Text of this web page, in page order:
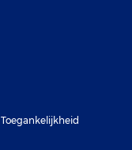
Toegankelijkheid